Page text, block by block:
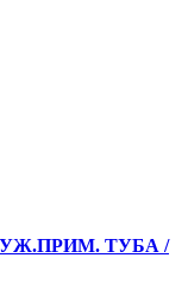
ТУБА /